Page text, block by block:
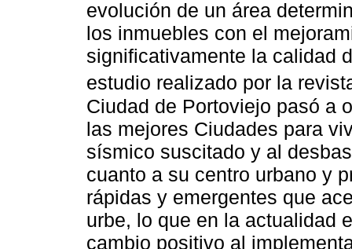
evolución de un área
los inmuebles con el
significativamente la calidad
estudio realizado por la
Ciudad de Portoviejo pasó a
las mejores Ciudades para
sísmico suscitado y al
cuanto a su centro urbano y
rápidas y emergentes que
urbe, lo que en la actualidad
cambio positivo al